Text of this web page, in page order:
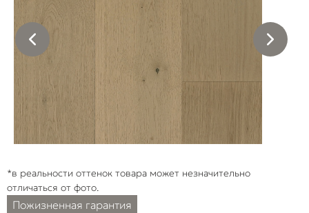
*в реальности оттенок товара может незначительно
отличаться от фото.
Пожизненная гарантия